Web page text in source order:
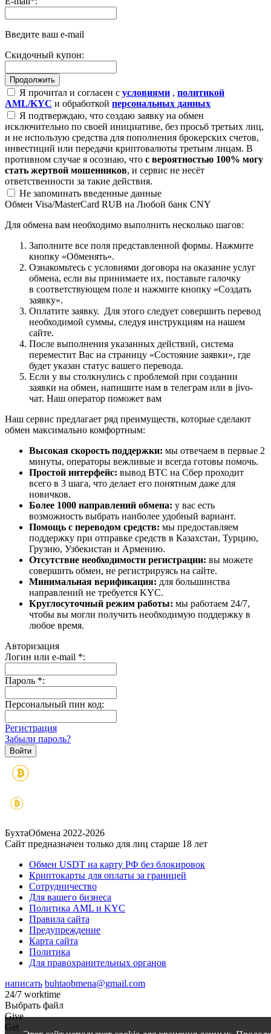
Введите ваш e-mail
Скидочный купон:
Я прочитал и согласен с условиями , политикой
AML/KYC и обработкой персональных данных
Я подтверждаю, что создаю заявку на обмен
исключительно по своей инициативе, без просьб третьих лиц,
и не использую средства для пополнения брокерских счетов,
инвестиций или передачи криптовалюты третьим лицам. В
противном случае я осознаю, что с вероятностью 100% могу
стать жертвой мошенников, и сервис не несёт
ответственности за такие действия.
Не запоминать введенные данные
Обмен Visa/MasterCard RUB на Любой банк CNY
Для обмена вам необходимо выполнить несколько шагов:
Заполните все поля представленной формы. Нажмите
кнопку «Обменять».
Ознакомьтесь с условиями договора на оказание услуг
обмена, если вы принимаете их, поставьте галочку
в соответствующем поле и нажмите кнопку «Создать
заявку».
Оплатите заявку. Для этого следует совершить перевод
необходимой суммы, следуя инструкциям на нашем
сайте.
После выполнения указанных действий, система
переместит Вас на страницу «Состояние заявки», где
будет указан статус вашего перевода.
Если у вы столкнулись с проблемой при создании
заявки на обмен, напишите нам в телеграм или в jivo-
чат. Наш оператор поможет вам
Наш сервис предлагает ряд преимуществ, которые сделают
обмен максимально комфортным:
Высокая скорость поддержки: мы отвечаем в первые 2
минуты, операторы вежливые и всегда готовы помочь.
Простой интерфейс: вывод BTC на Сбер проходит
всего в 3 шага, что делает его понятным даже для
новичков.
Более 1000 направлений обмена: у вас есть
возможность выбрать наиболее удобный вариант.
Помощь с переводом средств: мы предоставляем
поддержку при отправке средств в Казахстан, Турцию,
Грузию, Узбекистан и Армению.
Отсутствие необходимости регистрации: вы можете
совершить обмен, не регистрируясь на сайте.
Минимальная верификация: для большинства
направлений не требуется KYC.
Круглосуточный режим работы: мы работаем 24/7,
чтобы вы могли получить необходимую поддержку в
любое время.
Авторизация
Логин или e-mail *:
Пароль *:
Персональный пин код:
Регистрация
Забыли пароль?
БухтаОбмена 2022-2026
Сайт предназначен только для лиц старше 18 лет
Обмен USDT на карту РФ без блокировок
Криптокарты для оплаты за границей
Сотрудничество
Для вашего бизнеса
Политика AML и KYC
Правила сайта
Предупреждение
Карта сайта
Политика
Для правохранительных органов
написать buhtaobmena@gmail.com
24/7 worktime
Выбрать файл
Give
Get